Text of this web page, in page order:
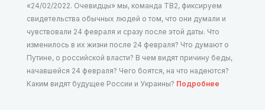
«24/02/2022. Очевидцы» мы, команда ТВ2, фиксируем
свидетельства обычных людей о том, что они думали и
чувствовали 24 февраля и сразу после этой даты. Что
изменилось в их жизни после 24 февраля? Что думают о
Путине, о российской власти? В чем видят причину беды,
начавшейся 24 февраля? Чего боятся, на что надеются?
Каким видят будущее России и Украины? Подробнее